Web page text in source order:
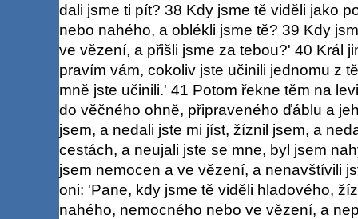
dali jsme ti pít? 38 Kdy jsme tě viděli jako
nebo nahého, a oblékli jsme tě? 39 Kdy
ve vězení, a přišli jsme za tebou?' 40 Král
pravím vám, cokoliv jste učinili jednomu z
mně jste učinili.' 41 Potom řekne těm na
do věčného ohně, připraveného ďáblu a
jsem, a nedali jste mi jíst, žíznil jsem, a
cestách, a neujali jste se mne, byl jsem
jsem nemocen a ve vězení, a nenavštívili
oni: 'Pane, kdy jsme tě viděli hladového,
nahého, nemocného nebo ve vězení, a